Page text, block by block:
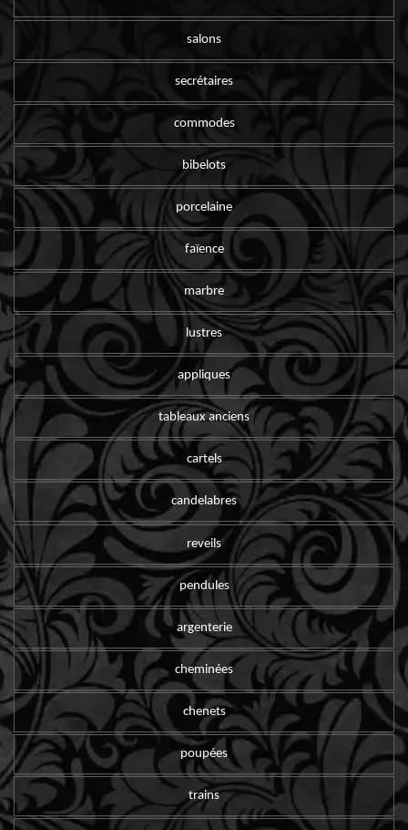
salons
secrétaires
commodes
bibelots
porcelaine
faïence
marbre
lustres
appliques
tableaux anciens
cartels
candelabres
reveils
pendules
argenterie
cheminées
chenets
poupées
trains